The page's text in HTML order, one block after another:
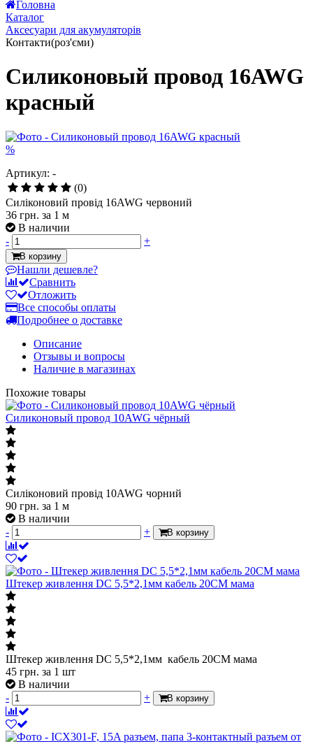
Головна
Каталог
Аксесуари для акумуляторів
Контакти(роз'єми)
Силиконовый провод 16AWG
красный
%
Артикул: -
(0)
Силіконовий провід 16AWG червоний
36 грн. за 1 м
В наличии
-
+
В корзину
Нашли дешевле?
Сравнить
Отложить
Все способы оплаты
Подробнее о доставке
Описание
Отзывы и вопросы
Наличие в магазинах
Похожие товары
Силиконовый провод 10AWG чёрный
Силіконовий провід 10AWG чорний
90 грн. за 1 м
В наличии
-
+ В корзину
Штекер живлення DC 5,5*2,1мм кабель 20СМ мама
Штекер живлення DC 5,5*2,1мм кабель 20СМ мама
45 грн. за 1 шт
В наличии
-
+ В корзину